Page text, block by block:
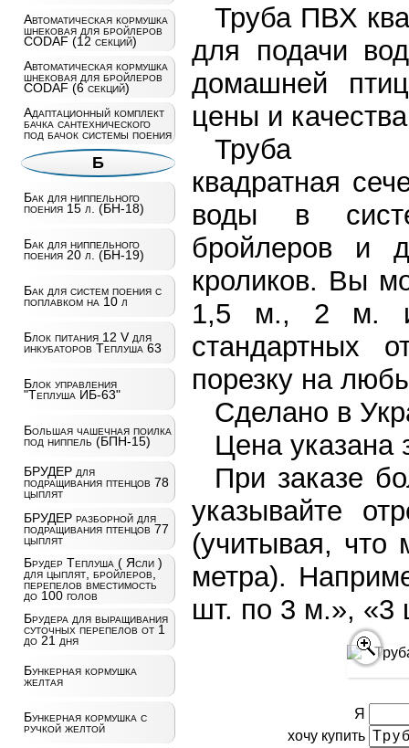
Автоматическая кормушка
шнековая для бройлеров
CODAF (12 секций)
Автоматическая кормушка
шнековая для бройлеров
CODAF (6 секций)
Адаптационный комплект
бачка сантехнического
под бачок системы поения
Б
Бак для ниппельного
поения 15 л. (БН-18)
Бак для ниппельного
поения 20 л. (БН-19)
Бак для систем поения с
поплавком на 10 л
Блок питания 12 V для
инкубаторов Теплуша 63
Блок управления
"Теплуша ИБ-63"
Большая чашечная поилка
под ниппель (БПН-15)
БРУДЕР для
подращивания птенцов 78
цыплят
БРУДЕР разборной для
подращивания птенцов 77
цыплят
Брудер Теплуша ( Ясли )
для цыплят, бройлеров,
перепелов вместимость
до 100 голов
Брудера для выращивания
суточных перепелов от 1
до 21 дня
Бункерная кормушка
желтая
Бункерная кормушка с
ручкой желтой
Труба ПВХ
для подачи
домашней
цены и
Труба
квадратная
воды в
бройлеров и
кроликов. Вы
1,5 м., 2 м.
стандартных
порезку на
Сделано в
Цена указана
При заказе
указывайте
(учитывая, что
метра).
шт. по 3 м.», «3
Я
хочу купить